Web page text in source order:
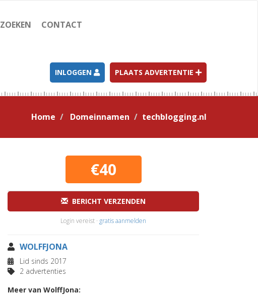
ZOEKEN CONTACT
INLOGGEN PLAATS ADVERTENTIE
Home Domeinnamen techblogging.nl
€40
BERICHT VERZENDEN
Login vereist · gratis aanmelden
WOLFFJONA
Lid sinds 2017
2 advertenties
Meer van WolffJona: